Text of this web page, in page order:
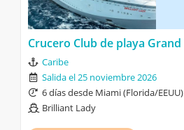
Crucero Club de playa
Caribe
Salida el 25 noviembre 2026
6 días desde Miami (Florida/EEUU)
Brilliant Lady